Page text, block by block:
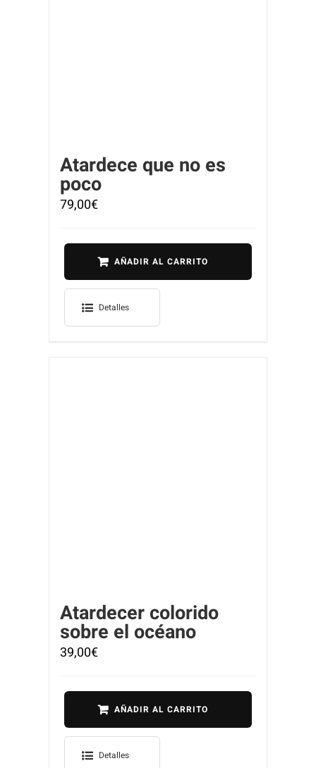
Atardece que no es
poco
79,00€
AÑADIR AL CARRITO
Detalles
Atardecer colorido
sobre el océano
39,00€
AÑADIR AL CARRITO
Detalles